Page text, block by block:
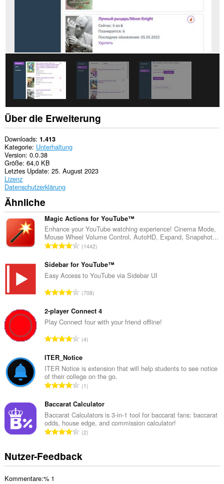
Über die Erweiterung
Downloads 1.413
Kategorie Unterhaltung
Version 0.0.38
Größe 64,0 KB
Letztes Update 25. August 2023
Lizenz
Datenschutzerklärung
Ähnliche
Magic Actions for YouTube™
Enhance your YouTube watching experience! Cinema Mode,
Mouse Wheel Volume Control, AutoHD, Expand, Snapshot...
G
s
a
t
B
e
w
e
r
t
u
n
e
n
:
1442
Sidebar for YouTube™
Easy Access to YouTube via Sidebar UI
G
s
a
t
B
e
w
e
r
t
u
n
e
n
708
2-player Connect 4
Play Connect four with your friend offline!
G
s
a
m
t
B
e
w
e
t
u
4
ITER_Notice
ITER Notice is extension that will help students to see notice
of their college on the go.
G
s
a
m
t
B
e
1
Baccarat Calculator
Baccarat Calculators is 3-in-1 tool for baccarat fans: baccarat
odds, house edge, and commission calculator!
G
s
a
2
Nutzer-Feedback
Kommentare:% 1